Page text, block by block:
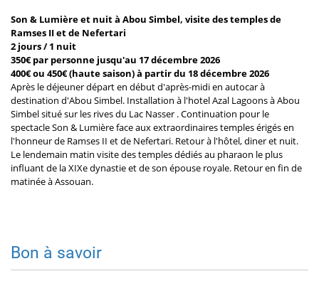
Son & Lumière et nuit à Abou Simbel, visite des temples de
Ramses II et de Nefertari
2 jours / 1 nuit
350€ par personne jusqu'au 17 décembre 2026
400€ ou 450€ (haute saison) à partir du 18 décembre 2026
Après le déjeuner départ en début d'après-midi en autocar à
destination d'Abou Simbel. Installation à l'hotel Azal Lagoons à Abou
Simbel situé sur les rives du Lac Nasser . Continuation pour le
spectacle Son & Lumière face aux extraordinaires temples érigés en
l'honneur de Ramses II et de Nefertari. Retour à l'hôtel, diner et nuit.
Le lendemain matin visite des temples dédiés au pharaon le plus
influant de la XIXe dynastie et de son épouse royale. Retour en fin de
matinée à Assouan.
Bon à savoir